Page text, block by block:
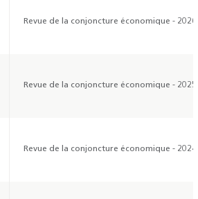
Revue de la conjoncture économique - 2026
Revue de la conjoncture économique - 2025
Revue de la conjoncture économique - 2024